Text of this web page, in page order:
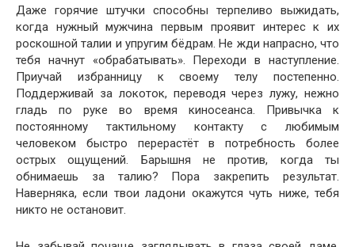
Даже горячие штучки способны терпеливо выжидать,
когда нужный мужчина первым проявит интерес к их
роскошной талии и упругим бёдрам. Не жди напрасно, что
тебя начнут «обрабатывать». Переходи в наступление.
Приучай избранницу к своему телу постепенно.
Поддерживай за локоток, переводя через лужу, нежно
гладь по руке во время киносеанса. Привычка к
постоянному тактильному контакту с любимым
человеком быстро перерастёт в потребность более
острых ощущений. Барышня не против, когда ты
обнимаешь за талию? Пора закрепить результат.
Наверняка, если твои ладони окажутся чуть ниже, тебя
никто не остановит.